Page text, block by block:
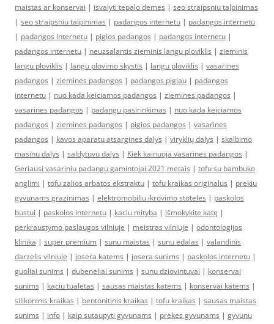
maistas ar konservai | isvalyti tepalo demes | seo straipsniu talpinimas
| seo straipsniu talpinimas | padangos internetu | padangos internetu
| padangos internetu | pigios padangos | padangos internetu |
padangos internetu | neuzsalantis zieminis langu ploviklis | zieminis
langu ploviklis | langu plovimo skystis | langu ploviklis | vasarines
padangos | ziemines padangos | padangos pigiau | padangos
internetu | nuo kada keiciamos padangos | ziemines padangos |
vasarines padangos | padangu pasirinkimas | nuo kada keiciamos
padangos | ziemines padangos | pigios padangos | vasarines
padangos | kavos aparatu atsargines dalys | viryklių dalys | skalbimo
masinu dalys | saldytuvu dalys | Kiek kainuoja vasarines padangos |
Geriausi vasariniu padangu gamintojai 2021 metais | tofu su bambuko
anglimi | tofu zalios arbatos ekstraktu | tofu kraikas originalus | prekiu
gyvunams grazinimas | elektromobiliu ikrovimo stoteles | paskolos
bustui | paskolos internetu | kaciu mityba | išmokykite katę |
perkraustymo paslaugos vilniuje | meistras vilniuje | odontologijos
klinika | super premium | sunu maistas | sunu edalas | valandinis
darzelis vilniuje | josera katems | josera sunims | paskolos internetu |
guoliai sunims | dubeneliai sunims | sunu dziovintuvai | konservai
sunims | kaciu tualetas | sausas maistas katems | konservai katems |
silikoninis kraikas | bentonitinis kraikas | tofu kraikas | sausas maistas
sunims | info | kaip sutaupyti gyvunams | prekes gyvunams | gyvunu